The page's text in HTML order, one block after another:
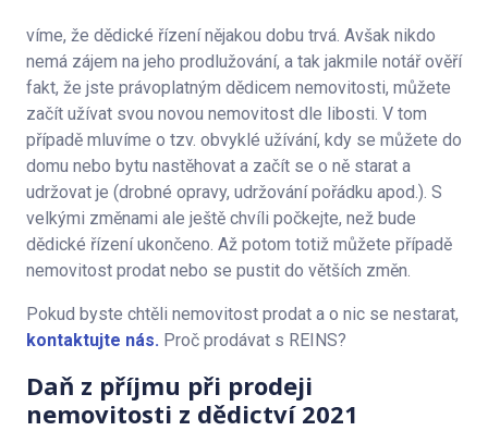
víme, že dědické řízení nějakou dobu trvá. Avšak nikdo
nemá zájem na jeho prodlužování, a tak jakmile notář ověří
fakt, že jste právoplatným dědicem nemovitosti, můžete
začít užívat svou novou nemovitost dle libosti. V tom
případě mluvíme o tzv. obvyklé užívání, kdy se můžete do
domu nebo bytu nastěhovat a začít se o ně starat a
udržovat je (drobné opravy, udržování pořádku apod.). S
velkými změnami ale ještě chvíli počkejte, než bude
dědické řízení ukončeno. Až potom totiž můžete případě
nemovitost prodat nebo se pustit do větších změn.
Pokud byste chtěli nemovitost prodat a o nic se nestarat,
kontaktujte nás. Proč prodávat s REINS?
Daň z příjmu při prodeji
nemovitosti z dědictví 2021